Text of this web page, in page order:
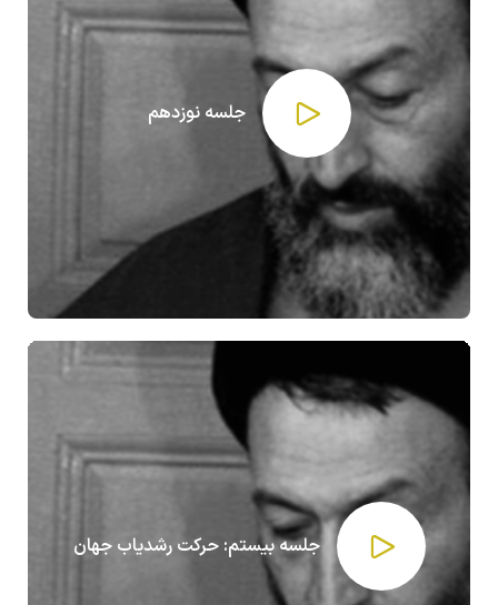
جلسه نوزدهم
جلسه بیستم: حرکت رشدیاب جهان